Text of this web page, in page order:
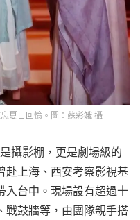
夏日回憶。圖：蘇彩娥 攝
攝影棚，更是劇場級的
赴上海、西安考察影視基
入台中。現場設有超過十
戰鼓牆等，由團隊親手搭